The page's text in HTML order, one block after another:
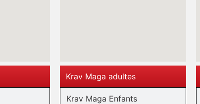
Krav Maga adultes
Krav Maga Enfants